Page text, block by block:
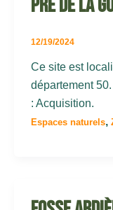
Pré de la
12/19/2024
Ce site est
département
: Acquisition.
Espaces naturels,